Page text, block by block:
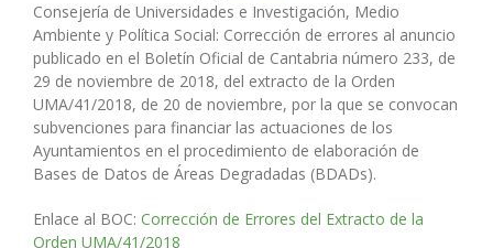
Consejería de Universidades e Investigación, Medio
Ambiente y Política Social: Corrección de errores al anuncio
publicado en el Boletín Oficial de Cantabria número 233, de
29 de noviembre de 2018, del extracto de la Orden
UMA/41/2018, de 20 de noviembre, por la que se convocan
subvenciones para financiar las actuaciones de los
Ayuntamientos en el procedimiento de elaboración de
Bases de Datos de Áreas Degradadas (BDADs).
Enlace al BOC: Corrección de Errores del Extracto de la
Orden UMA/41/2018